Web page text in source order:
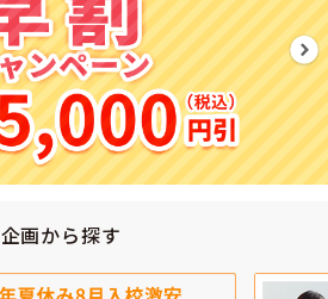
企画から探す